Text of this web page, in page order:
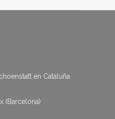
en Cataluña
(Barcelona)